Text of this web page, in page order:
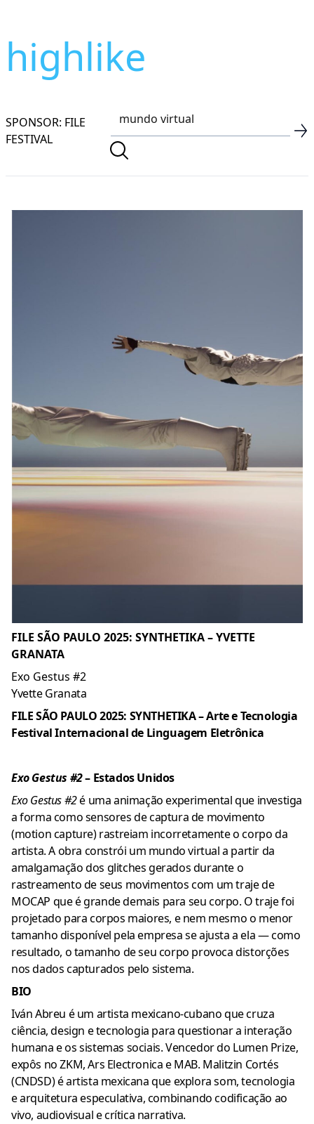
highlike
SPONSOR: FILE
FESTIVAL
FILE SÃO PAULO 2025: SYNTHETIKA – YVETTE
GRANATA
Exo Gestus #2
Yvette Granata
FILE SÃO PAULO 2025: SYNTHETIKA – Arte e Tecnologia
Festival Internacional de Linguagem Eletrônica
Exo Gestus #2– Estados Unidos
Exo Gestus #2é uma animação experimental que investiga
a forma como sensores de captura de movimento
(motion capture) rastreiam incorretamente o corpo da
artista. A obra constrói um mundo virtual a partir da
amalgamação dos glitches gerados durante o
rastreamento de seus movimentos com um traje de
MOCAP que é grande demais para seu corpo. O traje foi
projetado para corpos maiores, e nem mesmo o menor
tamanho disponível pela empresa se ajusta a ela — como
resultado, o tamanho de seu corpo provoca distorções
nos dados capturados pelo sistema.
BIO
Iván Abreu é um artista mexicano-cubano que cruza
ciência, design e tecnologia para questionar a interação
humana e os sistemas sociais. Vencedor do Lumen Prize,
expôs no ZKM, Ars Electronica e MAB. Malitzin Cortés
(CNDSD) é artista mexicana que explora som, tecnologia
e arquitetura especulativa, combinando codificação ao
vivo, audiovisual e crítica narrativa.